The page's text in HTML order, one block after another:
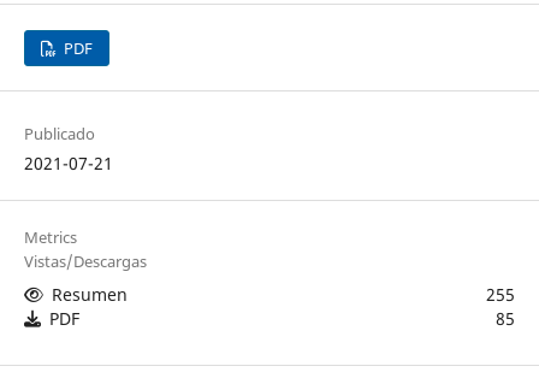
PDF
Publicado
2021-07-21
Metrics
Vistas/Descargas
Resumen
255
PDF
85